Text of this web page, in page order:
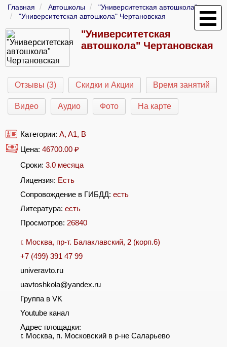
Главная Автошколы
"Университетская автошкола"
"Университетская автошкола" Чертановская
"Университетская
автошкола" Чертановская
Отзывы (3) Скидки и Акции Время занятий
Видео Аудио Фото На карте
Категории: A, A1, B
Цена: 46700.00 ₽
Сроки: 3.0 месяца
Лицензия: Есть
Сопровождение в ГИБДД: есть
Литература: есть
Просмотров: 26840
г. Москва, пр-т. Балаклавский, 2 (корп.6)
+7 (499) 391 47 99
univeravto.ru
uavtoshkola@yandex.ru
Группа в VK
Youtube канал
Адрес площадки:
г. Москва, п. Московский в р-не Саларьево